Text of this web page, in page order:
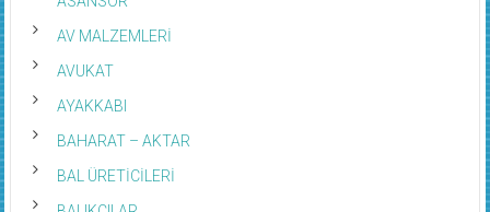
ASANSÖR
AV MALZEMLERİ
AVUKAT
AYAKKABI
BAHARAT – AKTAR
BAL ÜRETİCİLERİ